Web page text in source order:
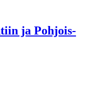
ja Pohjois-